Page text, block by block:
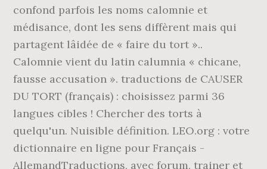
confond parfois les noms calomnie et
médisance, dont les sens diffèrent mais qui
partagent lâidée de « faire du tort »..
Calomnie vient du latin calumnia « chicane,
fausse accusation ». traductions de CAUSER
DU TORT (français) : choisissez parmi 36
langues cibles ! Chercher des torts à
quelqu'un. Nuisible définition. LEO.org : votre
dictionnaire en ligne pour Français -
AllemandTraductions, avec forum, trainer et